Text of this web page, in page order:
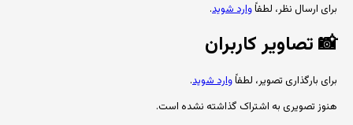
برای ارسال نظر، لطفاًوارد شوید.
📸تصاویر کاربران
برای بارگذاری تصویر، لطفاًوارد شوید.
هنوز تصویری به اشتراک گذاشته نشده است.